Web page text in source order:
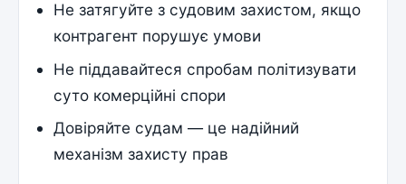
Не затягуйте з судовим захистом, якщо
контрагент порушує умови
Не піддавайтеся спробам політизувати
суто комерційні спори
Довіряйте судам — це надійний
механізм захисту прав